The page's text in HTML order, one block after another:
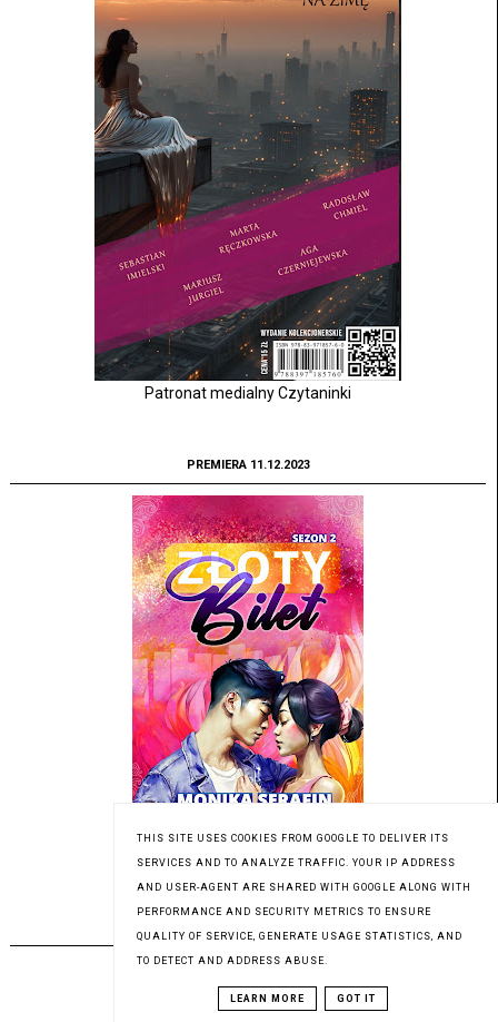
Patronat medialny Czytaninki
PREMIERA 11.12.2023
Patronat medialny Czytaninki
THIS SITE USES COOKIES FROM GOOGLE TO DELIVER ITS
SERVICES AND TO ANALYZE TRAFFIC. YOUR IP ADDRESS
AND USER-AGENT ARE SHARED WITH GOOGLE ALONG WITH
PERFORMANCE AND SECURITY METRICS TO ENSURE
QUALITY OF SERVICE, GENERATE USAGE STATISTICS, AND
TO DETECT AND ADDRESS ABUSE.
LEARN MORE GOT IT